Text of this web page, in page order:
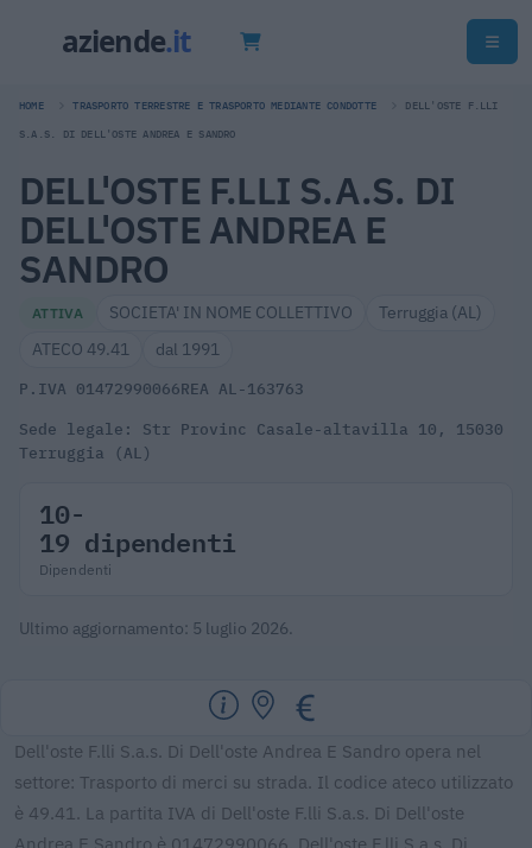
HOME TRASPORTO TERRESTRE E TRASPORTO MEDIANTE CONDOTTE DELL'OSTE F.LLI
S.A.S. DI DELL'OSTE ANDREA E SANDRO
DELL'OSTE F.LLI S.A.S. DI
DELL'OSTE ANDREA E
SANDRO
ATTIVA SOCIETA' IN NOME COLLETTIVO
Terruggia (AL)
ATECO 49.41
dal 1991
P.IVA 01472990066REA AL-163763
Sede legale: Str Provinc Casale-altavilla 10, 15030
Terruggia (AL)
10-
19 dipendenti
Dipendenti
Ultimo aggiornamento: 5 luglio 2026.
Dell'oste F.lli S.a.s. Di Dell'oste Andrea E Sandro opera nel
settore: Trasporto di merci su strada. Il codice ateco utilizzato
è 49.41. La partita IVA di Dell'oste F.lli S.a.s. Di Dell'oste